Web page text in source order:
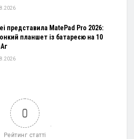
представила MatePad Pro 2026:
планшет із батареєю на 10
0
Рейтинг статті